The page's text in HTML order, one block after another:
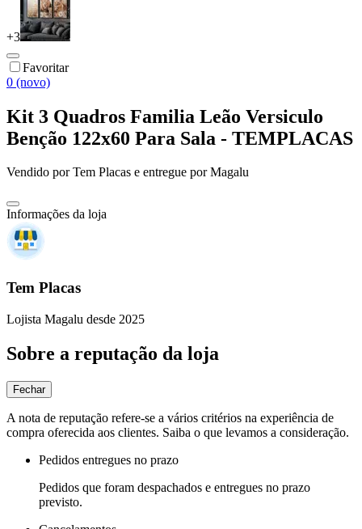
+3
Favoritar
0 (novo)
Kit 3 Quadros Familia Leão Versiculo
Benção 122x60 Para Sala - TEMPLACAS
Vendido porTem Placas e entregue por Magalu
Informações da loja
Tem Placas
Lojista Magalu desde 2025
Sobre a reputação da loja
Fechar
A nota de reputação refere-se a vários critérios na experiência de
compra oferecida aos clientes. Saiba o que levamos a consideração.
Pedidos entregues no prazo
Pedidos que foram despachados e entregues no prazo
previsto.